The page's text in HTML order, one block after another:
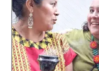
Trenzadas